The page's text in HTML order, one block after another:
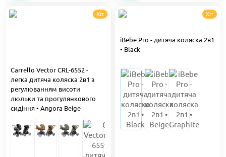
Хіт
Carrello Vector CRL-6552 -
легка дитяча коляска 2в1 з
регулюванням висоти
люльки та прогулянкового
сидіння • Angora Beige
Хіт
iBebe Pro - дитяча коляска 2в1
• Black